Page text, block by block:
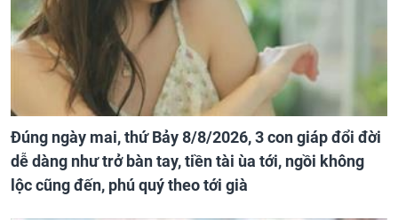
Đúng ngày mai, thứ Bảy 8/8/2026, 3 con giáp đổi đời
dễ dàng như trở bàn tay, tiền tài ùa tới, ngồi không
lộc cũng đến, phú quý theo tới già